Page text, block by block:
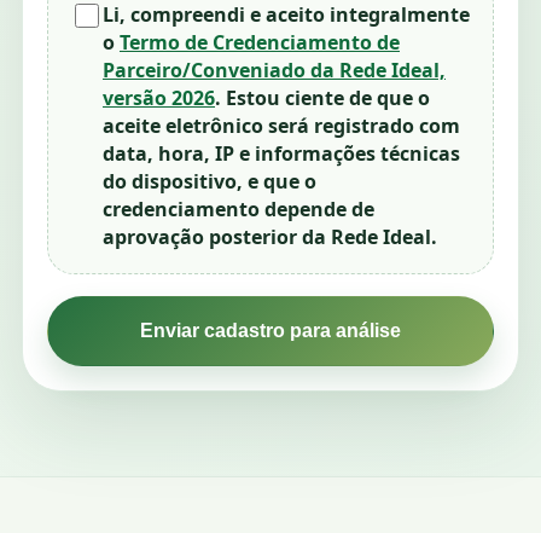
Li, compreendi e aceito integralmente
oTermo de Credenciamento de
Parceiro/Conveniado da Rede Ideal,
versão 2026. Estou ciente de que o
aceite eletrônico será registrado com
data, hora, IP e informações técnicas
do dispositivo, e que o
credenciamento depende de
aprovação posterior da Rede Ideal.
Enviar cadastro para análise